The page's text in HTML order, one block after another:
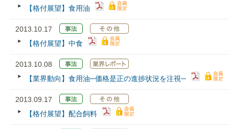
【格付展望】食用油
2013.10.17
【格付展望】中食
2013.10.08
【業界動向】食用油─価格是正の進捗状況を注視─
2013.09.17
【格付展望】配合飼料